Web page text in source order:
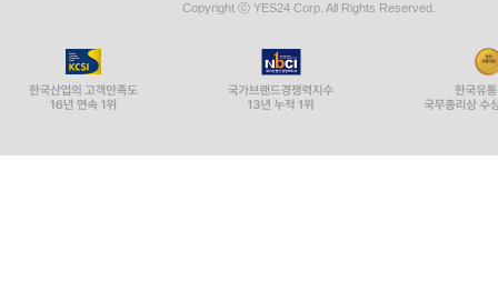
Copyright ⓒ YES24 Corp. All Rights Reserved.